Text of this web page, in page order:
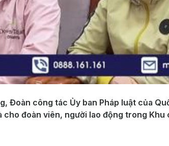
Đoàn công tác Ủy ban Pháp luật của
cho đoàn viên, người lao động trong